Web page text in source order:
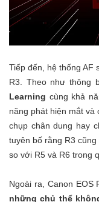
Tiếp đến, hệ thống AF
R3. Theo như thông
Learning cùng khả
năng phát hiện mắt
chụp chân dung hay
tuyên bố rằng R3
so với R5 và R6 trong
Ngoài ra, Canon
những chủ thể